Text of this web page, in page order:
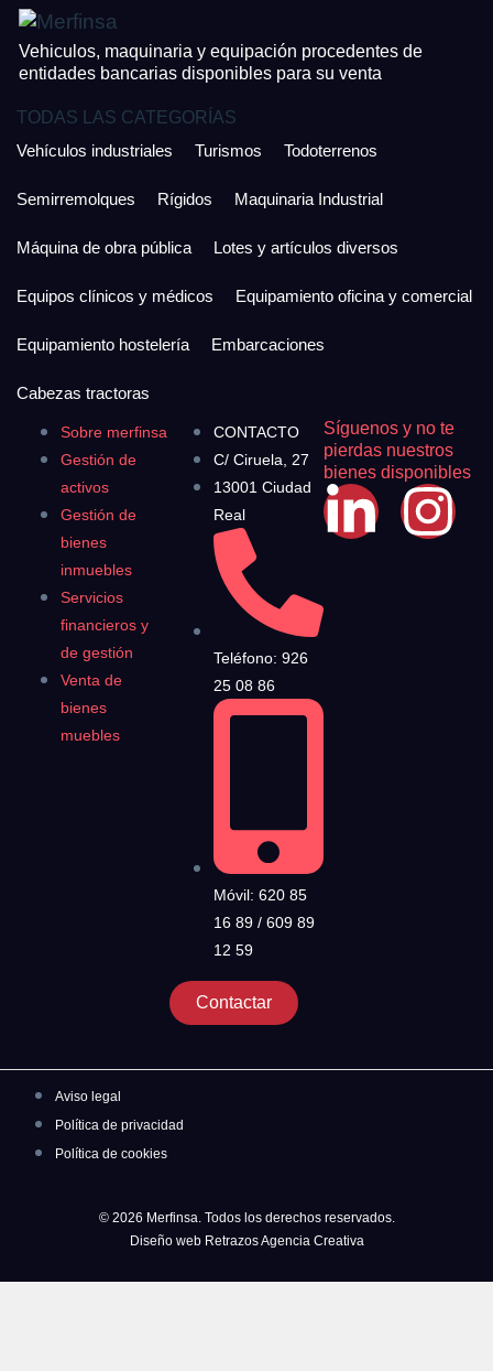
Vehiculos, maquinaria y equipación procedentes de
entidades bancarias disponibles para su venta
Sobre merfinsa
Gestión de
activos
Gestión de
bienes
inmuebles
Servicios
financieros y
de gestión
Venta de
bienes
muebles
CONTACTO
C/ Ciruela, 27
13001 Ciudad
Real
Teléfono: 926
25 08 86
Móvil: 620 85
16 89 / 609 89
12 59
Contactar
Síguenos y no te
pierdas nuestros
bienes disponibles
TODAS LAS CATEGORÍAS
Vehículos industriales
Turismos Todoterrenos
Semirremolques Rígidos Maquinaria Industrial
Máquina de obra pública Lotes y artículos diversos
Equipos clínicos y médicos Equipamiento oficina y comercial
Equipamiento hostelería Embarcaciones
Cabezas tractoras
Aviso legal
Política de privacidad
Política de cookies
© 2026 Merfinsa. Todos los derechos reservados.
Diseño web Retrazos Agencia Creativa
continuación confirma que estás de acuerdo con ambas.